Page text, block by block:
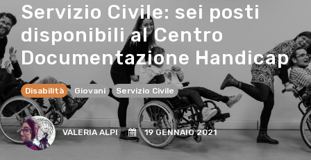
Servizio Civile: sei posti
disponibili al Centro
Documentazione Handicap
Disabilità Giovani Servizio Civile
VALERIA ALPI 19 GENNAIO 2021